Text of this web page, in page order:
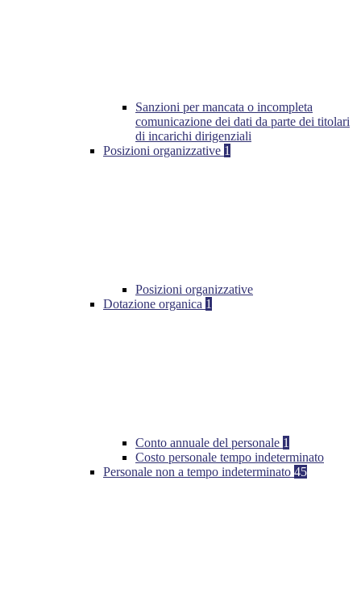
Sanzioni per mancata o incompleta
comunicazione dei dati da parte dei titolari
di incarichi dirigenziali
Posizioni organizzative 1
Posizioni organizzative
Dotazione organica 1
Conto annuale del personale 1
Costo personale tempo indeterminato
Personale non a tempo indeterminato 45